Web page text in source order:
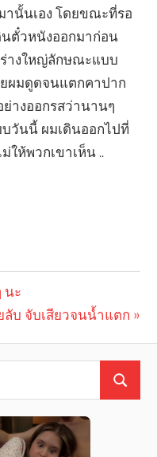
านั้นเอง โดยขณะที่รอ
ตั๋วหนังออกมาก่อน
างใหญ่ลักษณะแบบ
ผมดูดจนแตกคาปาก
ย่างออกรสว่านานๆ
วันนี้ ผมเดินออกไปที่
ให้พวกเขาเห็น ..
นะ
ลับ จับเสียวจนน้ำแตก